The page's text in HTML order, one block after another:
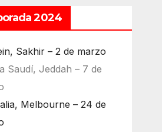
2024
Sakhir – 2 de marzo
Saudí, Jeddah – 7 de
Melbourne – 24 de